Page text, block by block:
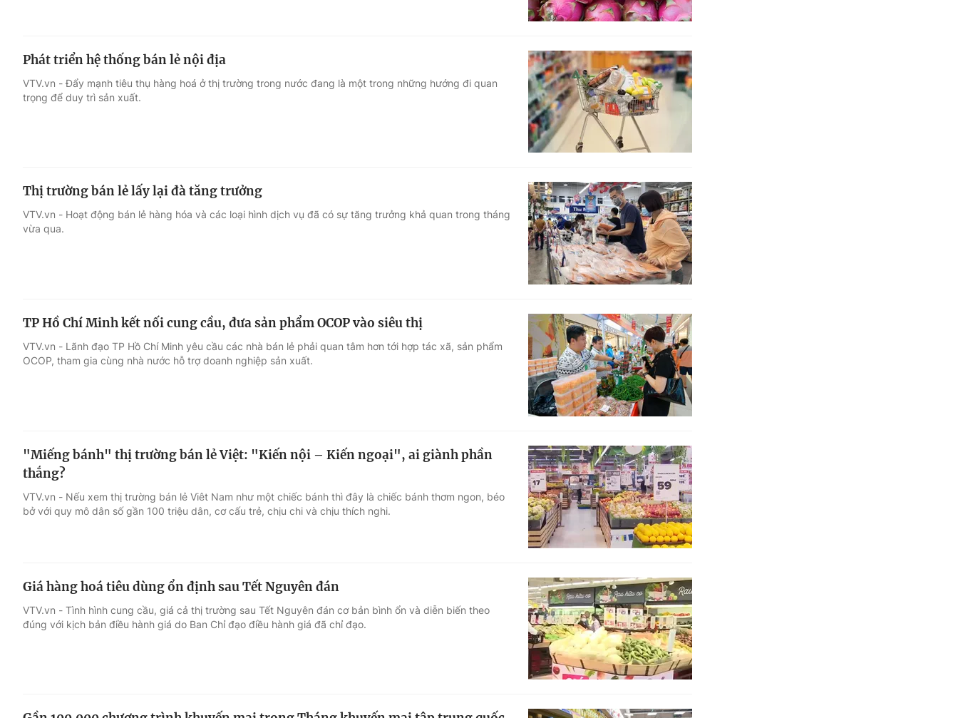
Phát triển hệ thống bán lẻ nội địa
VTV.vn - Đẩy mạnh tiêu thụ hàng hoá ở thị trường trong nước đang là một trong những hướng đi quan
trọng để duy trì sản xuất.
Thị trường bán lẻ lấy lại đà tăng trưởng
VTV.vn - Hoạt động bán lẻ hàng hóa và các loại hình dịch vụ đã có sự tăng trưởng khả quan trong tháng
vừa qua.
TP Hồ Chí Minh kết nối cung cầu, đưa sản phẩm OCOP vào siêu thị
VTV.vn - Lãnh đạo TP Hồ Chí Minh yêu cầu các nhà bán lẻ phải quan tâm hơn tới hợp tác xã, sản phẩm
OCOP, tham gia cùng nhà nước hỗ trợ doanh nghiệp sản xuất.
"Miếng bánh" thị trường bán lẻ Việt: "Kiến nội – Kiến ngoại", ai giành phần
thắng?
VTV.vn - Nếu xem thị trường bán lẻ Viêt Nam như một chiếc bánh thì đây là chiếc bánh thơm ngon, béo
bở với quy mô dân số gần 100 triệu dân, cơ cấu trẻ, chịu chi và chịu thích nghi.
Giá hàng hoá tiêu dùng ổn định sau Tết Nguyên đán
VTV.vn - Tình hình cung cầu, giá cả thị trường sau Tết Nguyên đán cơ bản bình ổn và diễn biến theo
đúng với kịch bản điều hành giá do Ban Chỉ đạo điều hành giá đã chỉ đạo.